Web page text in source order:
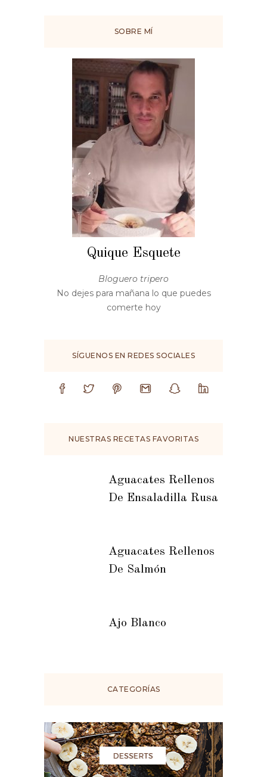
SOBRE MÍ
Quique Esquete
Bloguero tripero
No dejes para mañana lo que puedes
comerte hoy
SÍGUENOS EN REDES SOCIALES
NUESTRAS RECETAS FAVORITAS
Aguacates Rellenos
De Ensaladilla Rusa
Aguacates Rellenos
De Salmón
Ajo Blanco
CATEGORÍAS